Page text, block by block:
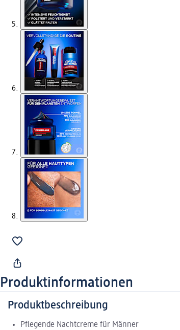
Produktinformationen
Produktbeschreibung
Pflegende Nachtcreme für Männer